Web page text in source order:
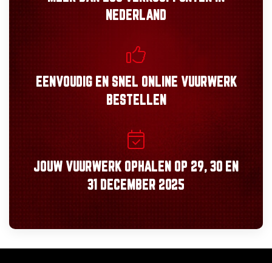
NEDERLAND
EENVOUDIGEN SNEL ONLINE VUURWERK
BESTELLEN
JOUW VUURWERK OPHALEN OP 29, 30 EN
31 DECEMBER 2025